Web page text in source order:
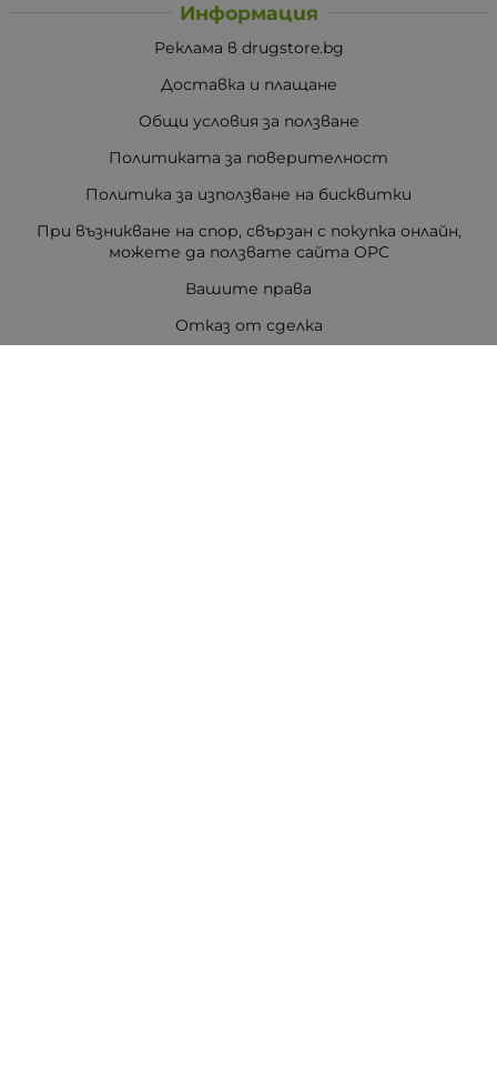
Информация
Реклама в drugstore.bg
Доставка и плащане
Общи условия за ползване
Политиката за поверителност
Политика за използване на бисквитки
При възникване на спор, свързан с покупка онлайн,
можете да ползвате сайта ОРС
Вашите права
Отказ от сделка